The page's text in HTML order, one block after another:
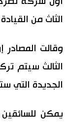
مانغا وأنيمي
الأقسام
صور
أشخاص
اللغة اليابانية
الثاث من
وقالت المصادر
الثالث سيتم
الجديدة التي
يمكن